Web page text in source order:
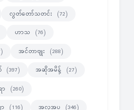
လွတ်တော်သတင်း (72)
ဟာသ (76)
အင်တာဗျုး (288)
(397) အဆိုအမိန့် (27)
(260)
(116) အလှအပ (346)